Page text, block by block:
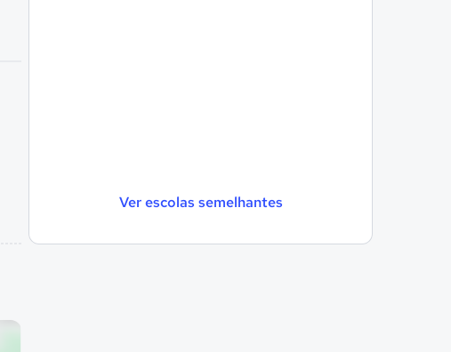
Ver escolas semelhantes